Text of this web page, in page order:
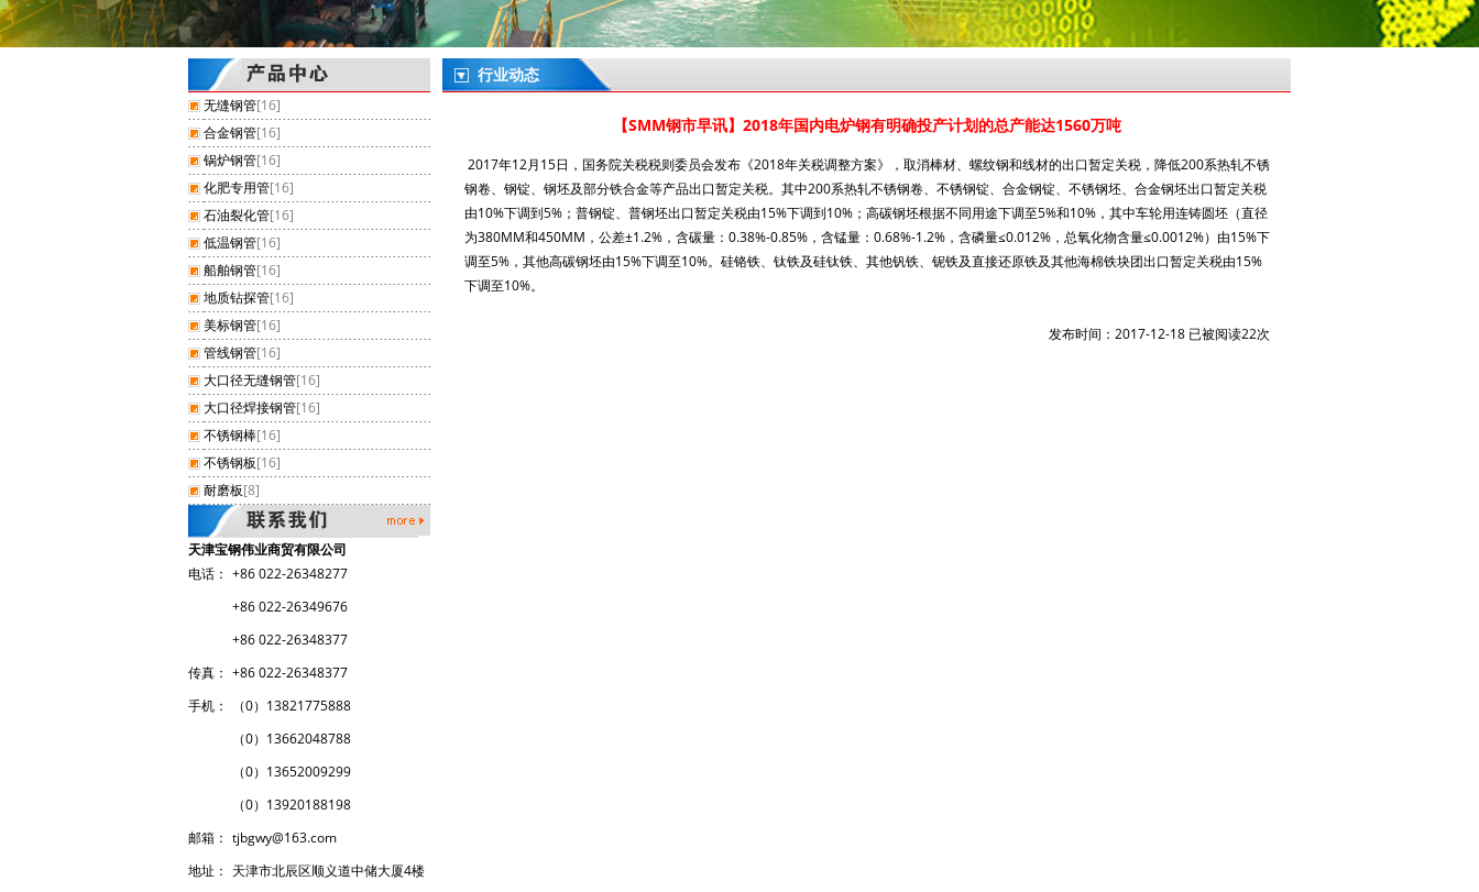
无缝钢管[16]
合金钢管[16]
锅炉钢管[16]
化肥专用管[16]
石油裂化管[16]
低温钢管[16]
船舶钢管[16]
地质钻探管[16]
美标钢管[16]
管线钢管[16]
大口径无缝钢管[16]
大口径焊接钢管[16]
不锈钢棒[16]
不锈钢板[16]
耐磨板[8]
天津宝钢伟业商贸有限公司
电话： +86 022-26348277
+86 022-26349676
+86 022-26348377
传真： +86 022-26348377
手机：
（0）13821775888
（0） 13662048788
（0） 13652009299
（0） 13920188198
邮箱： tjbgwy@163.com
地址： 天津市北辰区顺义道中储大厦4楼
行业动态
【SMM钢市早讯】2018年国内电炉钢有明确投产计划的总产能达1560万吨
2017年12月15日，国务院关税税则委员会发布《2018年关税调整方案》，取消棒材、螺纹钢和线材的出口暂定关税，降低200系热轧不锈
钢卷、钢锭、钢坯及部分铁合金等产品出口暂定关税。其中200系热轧不锈钢卷、不锈钢锭、合金钢锭、不锈钢坯、合金钢坯出口暂定关税
由10%下调到5%；普钢锭、普钢坯出口暂定关税由15%下调到10%；高碳钢坯根据不同用途下调至5%和10%，其中车轮用连铸圆坯（直径
为380MM和450MM，公差±1.2%，含碳量：0.38%-0.85%，含锰量：0.68%-1.2%，含磷量≤0.012%，总氧化物含量≤0.0012%）由15%下
调至5%，其他高碳钢坯由15%下调至10%。硅铬铁、钛铁及硅钛铁、其他钒铁、铌铁及直接还原铁及其他海棉铁块团出口暂定关税由15%
下调至10%。
发布时间：2017-12-18 已被阅读22次